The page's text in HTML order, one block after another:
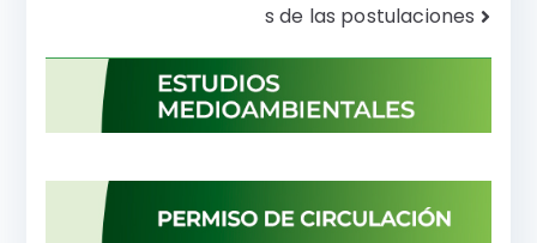
k er
s de las postulaciones